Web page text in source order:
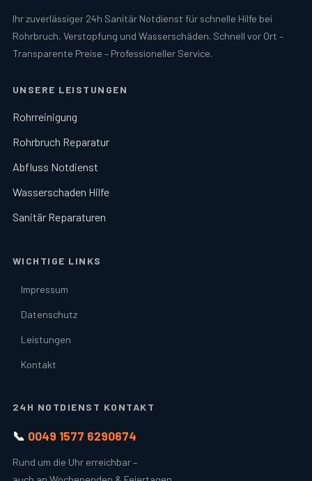
Ihr zuverlässiger 24h Sanitär Notdienst für schnelle Hilfe bei
Rohrbruch, Verstopfung und Wasserschäden. Schnell vor Ort –
Transparente Preise – Professioneller Service.
UNSERE LEISTUNGEN
Rohrreinigung
Rohrbruch Reparatur
Abfluss Notdienst
Wasserschaden Hilfe
Sanitär Reparaturen
WICHTIGE LINKS
Impressum
Datenschutz
Leistungen
Kontakt
24H NOTDIENST KONTAKT
📞 0049 1577 6290674
Rund um die Uhr erreichbar –